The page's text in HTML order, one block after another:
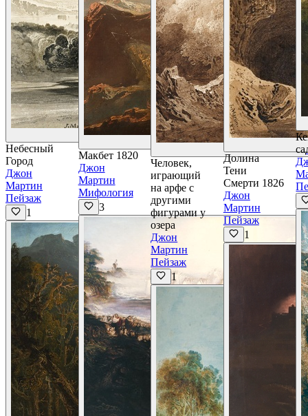
Подробнее
Небесный
Город
Джон
Мартин
Пейзаж
1
Макбет 1820
Джон
Мартин
Мифология
3
Человек,
играющий
на арфе с
другими
фигурами у
озера
Джон
Мартин
Пейзаж
1
Долина
Тени
Смерти 1826
Джон
Мартин
Пейзаж
1